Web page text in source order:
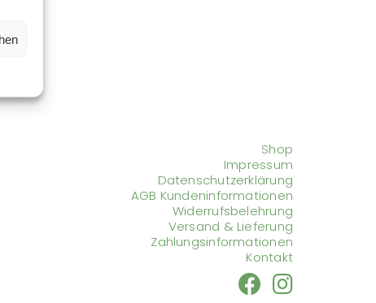
Shop
Impressum
Datenschutzerklärung
AGB Kundeninformationen
Widerrufsbelehrung
Versand & Lieferung
Zahlungsinformationen
Kontakt